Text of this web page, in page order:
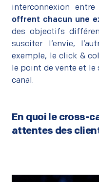
interconnexion
offrent chacun une
des objectifs
susciter l’envie,
exemple, le click &
le point de vente et
canal.
En quoi le cross-
attentes des